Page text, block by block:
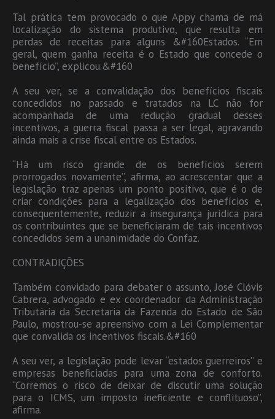
Tal prática tem provocado o que Appy chama de má
localização do sistema produtivo, que resulta em
perdas de receitas para alguns &#160Estados. “Em
geral, quem ganha receita é o Estado que concede o
benefício”, explicou.&#160
A seu ver, se a convalidação dos benefícios fiscais
concedidos no passado e tratados na LC não for
acompanhada de uma redução gradual desses
incentivos, a guerra fiscal passa a ser legal, agravando
ainda mais a crise fiscal entre os Estados.
“Há um risco grande de os benefícios serem
prorrogados novamente”, afirma, ao acrescentar que a
legislação traz apenas um ponto positivo, que é o de
criar condições para a legalização dos benefícios e,
consequentemente, reduzir a insegurança jurídica para
os contribuintes que se beneficiaram de tais incentivos
concedidos sem a unanimidade do Confaz.
CONTRADIÇÕES
Também convidado para debater o assunto, José Clóvis
Cabrera, advogado e ex coordenador da Administração
Tributária da Secretaria da Fazenda do Estado de São
Paulo, mostrou-se apreensivo com a Lei Complementar
que convalida os incentivos fiscais.&#160
A seu ver, a legislação pode levar “estados guerreiros” e
empresas beneficiadas para uma zona de conforto.
“Corremos o risco de deixar de discutir uma solução
para o ICMS, um imposto ineficiente e conflituoso”,
afirma.